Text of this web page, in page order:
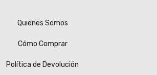
Quienes Somos
Cómo Comprar
Política de Devolución